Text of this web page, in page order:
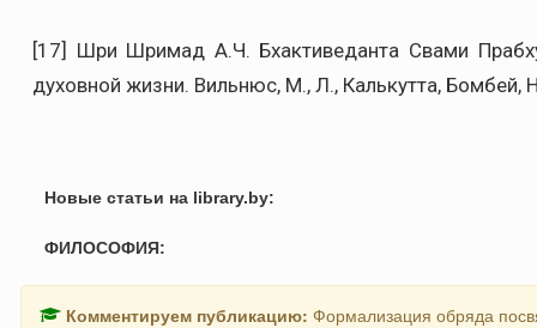
[17] Шри Шримад А.Ч. Бхактиведанта Свами
духовной жизни. Вильнюс, М., Л., Калькутта,
Новые статьи на library.by:
ФИЛОСОФИЯ:
Комментируем публикацию: Формализация обряда